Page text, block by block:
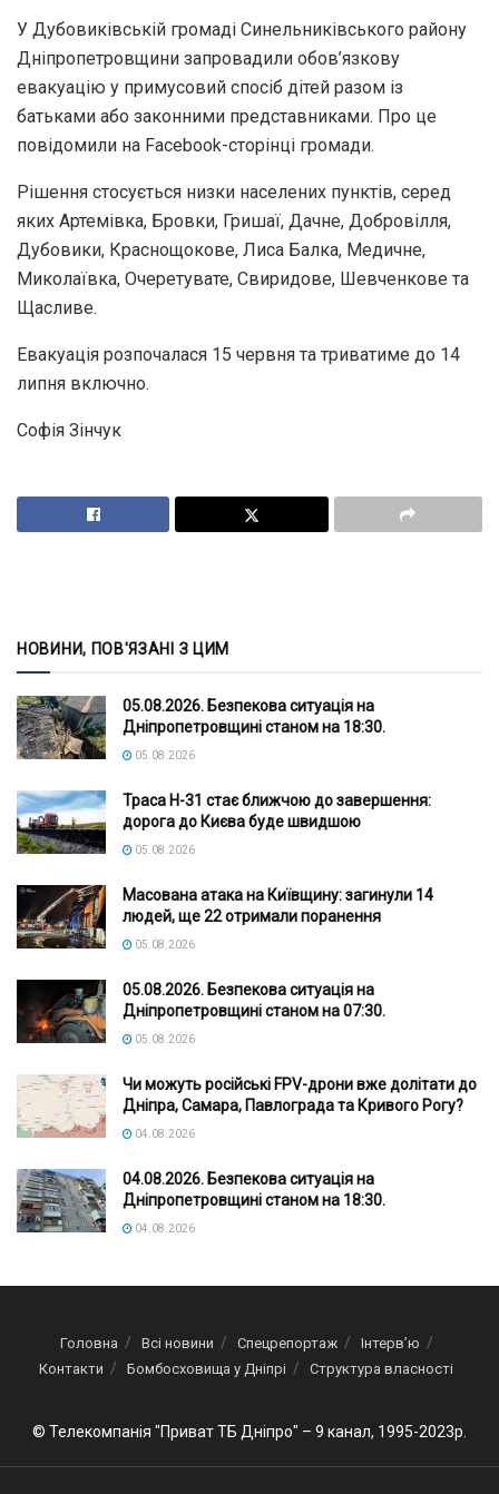
У Дубовиківській громаді Синельниківського району
Дніпропетровщини запровадили обов’язкову
евакуацію у примусовий спосіб дітей разом із
батьками або законними представниками. Про це
повідомили на Facebook-сторінці громади.
Рішення стосується низки населених пунктів, серед
яких Артемівка, Бровки, Гришаї, Дачне, Добровілля,
Дубовики, Краснощокове, Лиса Балка, Медичне,
Миколаївка, Очеретувате, Свиридове, Шевченкове та
Щасливе.
Евакуація розпочалася 15 червня та триватиме до 14
липня включно.
Софія Зінчук
НОВИНИ, ПОВ'ЯЗАНІ З ЦИМ
05.08.2026. Безпекова ситуація на
Дніпропетровщині станом на 18:30.
05.08.2026
Траса Н-31 стає ближчою до завершення:
дорога до Києва буде швидшою
05.08.2026
Масована атака на Київщину: загинули 14
людей, ще 22 отримали поранення
05.08.2026
05.08.2026. Безпекова ситуація на
Дніпропетровщині станом на 07:30.
05.08.2026
Чи можуть російські FPV-дрони вже долітати до
Дніпра, Самара, Павлограда та Кривого Рогу?
04.08.2026
04.08.2026. Безпекова ситуація на
Дніпропетровщині станом на 18:30.
04.08.2026
Головна Всі новини Спецрепортаж
Інтерв’ю
Контакти
Бомбосховища у Дніпрі Структура власності
© Телекомпанія "Приват ТБ Дніпро" – 9 канал, 1995-2023р.